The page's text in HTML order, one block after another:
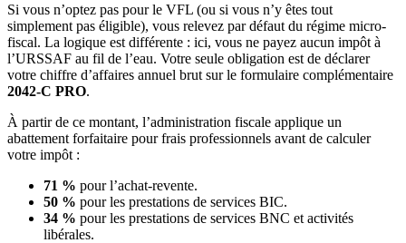
Si vous n’optez pas pour le VFL (ou si vous n’y êtes tout
simplement pas éligible), vous relevez par défaut du régime micro-
fiscal. La logique est différente : ici, vous ne payez aucun impôt à
l’URSSAF au fil de l’eau. Votre seule obligation est de déclarer
votre chiffre d’affaires annuel brut sur le formulaire complémentaire
2042-C PRO.
À partir de ce montant, l’administration fiscale applique un
abattement forfaitaire pour frais professionnels avant de calculer
votre impôt :
71 % pour l’achat-revente.
50 % pour les prestations de services BIC.
34 % pour les prestations de services BNC et activités
libérales.